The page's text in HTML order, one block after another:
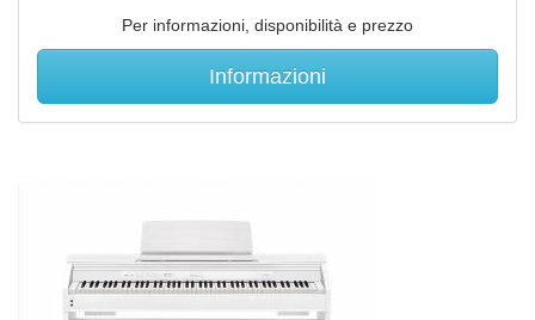
Per informazioni, disponibilità e prezzo
Informazioni